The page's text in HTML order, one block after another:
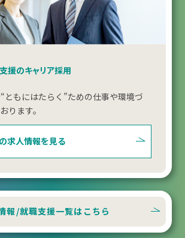
援のキャリア採用
ともにはたらく”ための仕事や環境づ
ります。
求人情報を見る
報/就職支援一覧はこちら